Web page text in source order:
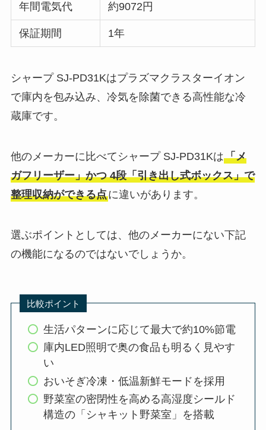
年間電気代 約9072円
保証期間 1年
シャープ SJ-PD31Kはプラズマクラスターイオン
で庫内を包み込み、冷気を除菌できる高性能な冷
蔵庫です。
他のメーカーに比べてシャープ SJ-PD31Kは「メ
ガフリーザー」かつ 4段「引き出し式ボックス」で
整理収納ができる点に違いがあります。
選ぶポイントとしては、他のメーカーにない下記
の機能になるのではないでしょうか。
比較ポイント
生活パターンに応じて最大で約10%節電
庫内LED照明で奥の食品も明るく見やす
い
おいそぎ冷凍・低温新鮮モードを採用
野菜室の密閉性を高める高湿度シールド
構造の「シャキット野菜室」を搭載